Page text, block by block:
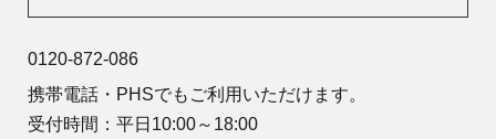
0120-872-086
携帯電話・PHSでもご利用いただけます。
受付時間：平日10:00～18:00